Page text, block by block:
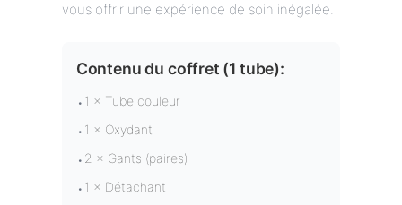
vous offrir une expérience de soin inégalée.
Contenu du coffret (1 tube):
• 1 × Tube couleur
• 1 × Oxydant
• 2 × Gants (paires)
• 1 × Détachant